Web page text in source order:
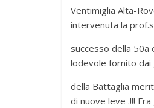
Ventimiglia Alta-
intervenuta la
successo della 50a
lodevole fornito dai
della Battaglia
di nuove leve .!!!